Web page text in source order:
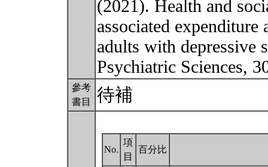
(2021). Health and
associated
adults with depressive
Psychiatric Sciences,
參考
書目
待補
No.
項
目
百分比